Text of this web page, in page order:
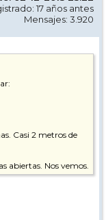
17 años antes
Mensajes: 3.920
Casi 2 metros de
abiertas. Nos vemos.